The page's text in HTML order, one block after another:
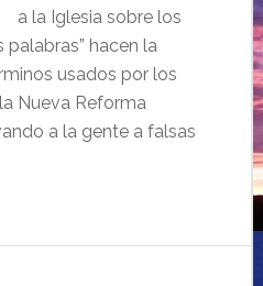
a la Iglesia sobre los
hacen la
usados por los
Nueva Reforma
a la gente a falsas